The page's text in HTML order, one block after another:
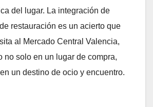
del lugar. La integración de
restauración es un acierto que
al Mercado Central Valencia,
no solo en un lugar de compra,
un destino de ocio y encuentro.